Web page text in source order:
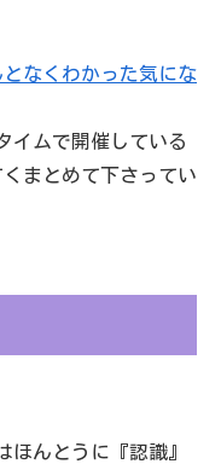
なくわかった気にな
イムで開催している
まとめて下さってい
ほんとうに『認識』